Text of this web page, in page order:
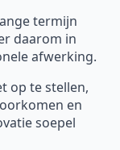
termijn
daarom in
afwerking.
op te stellen,
en
soepel